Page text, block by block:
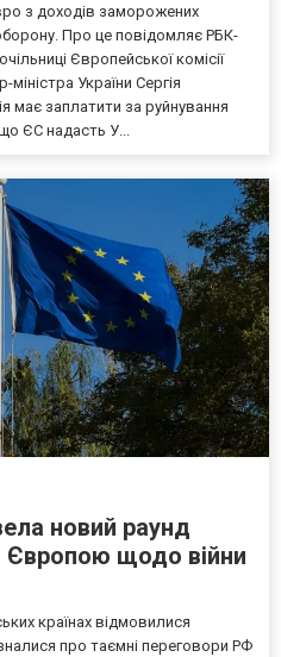
з доходів заморожених
Про це повідомляє РБК-
Європейської комісії
України Сергія
має заплатити за руйнування
ЄС надасть У...
новий раунд
Європою щодо війни
країнах відмовилися
про таємні переговори РФ